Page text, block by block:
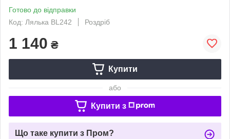
Готово до відправки
Код: Лялька BL242
Роздріб
1 140 ₴
Купити
або
Купити з
Що таке купити з Пром?